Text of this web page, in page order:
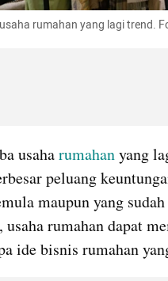
rumahan yang lagi trend.
usaha rumahan yang
peluang
maupun yang
usaha rumahan dapat
ide bisnis rumahan